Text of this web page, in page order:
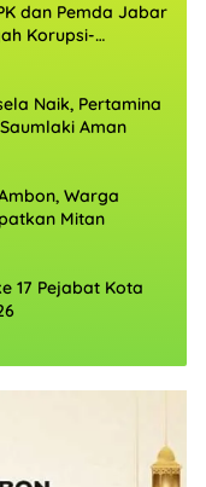
dan Pemda Jabar
Korupsi-
Naik, Pertamina
Aman
Warga
Mitan
17 Pejabat Kota